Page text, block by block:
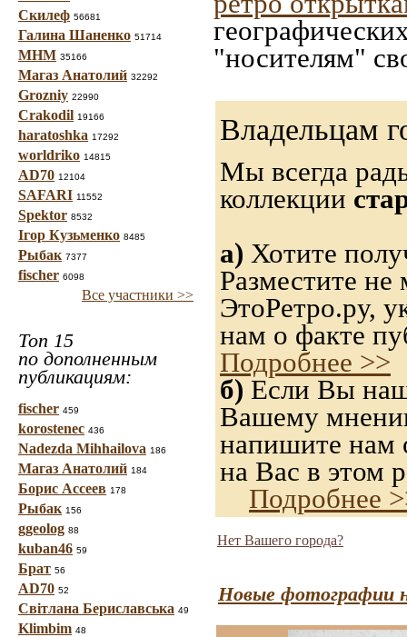
Скилеф 56681
Галина Шаненко 51714
МНМ 35166
Магаз Анатолий 32292
Grozniy 22990
Crakodil 19166
haratoshka 17292
worldriko 14815
AD70 12104
SAFARI 11552
Spektor 8532
Ігор Кузьменко 8485
Рыбак 7377
fischer 6098
Все участники >>
Топ 15
по дополненным
публикациям:
fischer 459
korostenec 436
Nadezda Mihhailova 186
Магаз Анатолий 184
Борис Ассеев 178
Рыбак 156
ggeolog 88
kuban46 59
Брат 56
AD70 52
Світлана Бериславська 49
Klimbim 48
"носителям"
Владельцам
Мы всегда
коллекции
а) Хотите
Разместите
ЭтоРетро.ру,
нам о факте
Подробнее >>
б) Если Вы
Вашему
напишите нам
на Вас в этом
Подробнее
Нет Вашего города?
Новые фотографии